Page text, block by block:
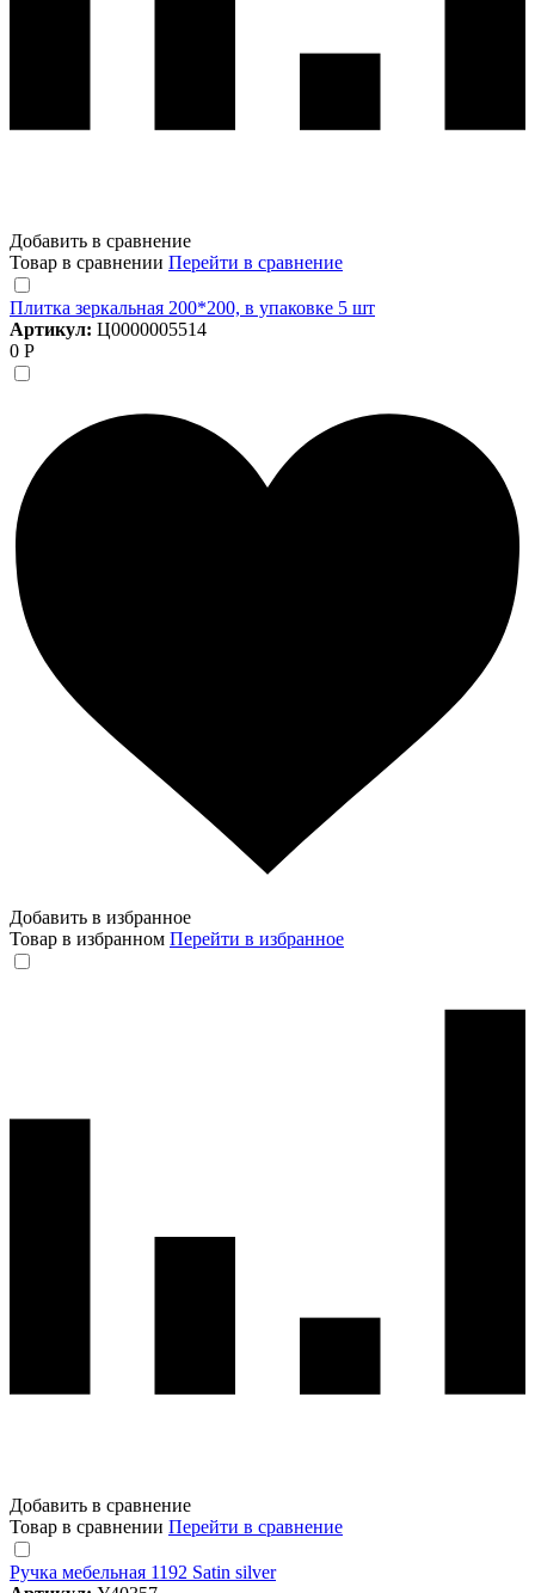
Добавить в сравнение
Товар в сравнении Перейти в сравнение
Плитка зеркальная 200*200, в упаковке 5 шт
Артикул: Ц0000005514
0 Р
Добавить в избранное
Товар в избранном Перейти в избранное
Добавить в сравнение
Товар в сравнении Перейти в сравнение
Ручка мебельная 1192 Satin silver